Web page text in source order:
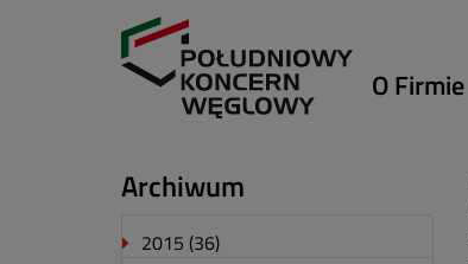
Główna
O Firmie
Archiwum
2015 (36)